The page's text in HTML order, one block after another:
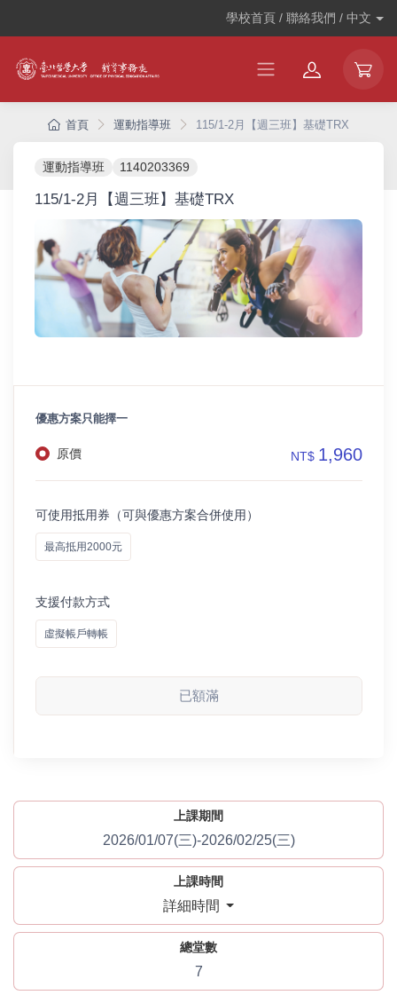
學校首頁 / 聯絡我們 /中文
首頁 運動指導班 115/1-2月【週三班】基礎TRX
運動指導班 1140203369
115/1-2月【週三班】基礎TRX
優惠方案只能擇一
原價 NT$ 1,960
可使用抵用券（可與優惠方案合併使用）
最高抵用2000元
支援付款方式
虛擬帳戶轉帳
已額滿
上課期間
2026/01/07(三)-2026/02/25(三)
上課時間
詳細時間
總堂數
7